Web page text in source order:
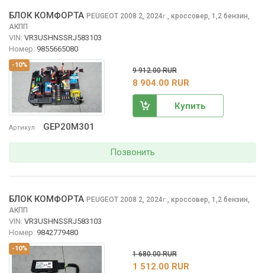
-10%
Артикул GEP20M301
БЛОК КОМФОРТА PEUGEOT 2008 2, 2024г., кроссовер, 1,2 бензин,
АКПП
VIN: VR3USHNSSRJ583103
Номер: 9855665080
9 912.00 RUR
8 904.00 RUR
Купить
Позвонить
-10%
БЛОК КОМФОРТА PEUGEOT 2008 2, 2024г., кроссовер, 1,2 бензин,
АКПП
VIN: VR3USHNSSRJ583103
Номер: 9842779480
1 680.00 RUR
1 512.00 RUR